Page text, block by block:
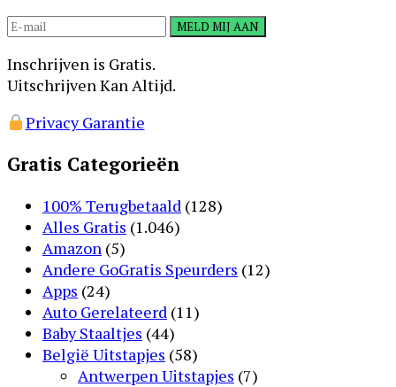
Inschrijven is Gratis.
Uitschrijven Kan Altijd.
Privacy Garantie
Gratis Categorieën
100% Terugbetaald (128)
Alles Gratis (1.046)
Amazon (5)
Andere GoGratis Speurders (12)
Apps (24)
Auto Gerelateerd (11)
Baby Staaltjes (44)
België Uitstapjes (58)
Antwerpen Uitstapjes (7)